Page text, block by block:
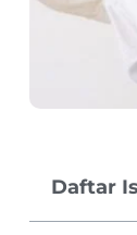
Daftar